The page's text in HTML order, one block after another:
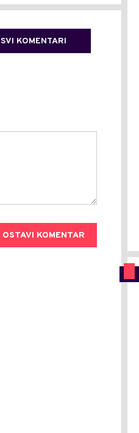
SVI KOMENTARI
OSTAVI KOMENTAR